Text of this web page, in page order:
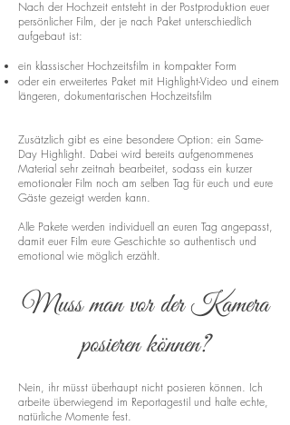
Nach der Hochzeit entsteht in der Postproduktion euer
persönlicher Film, der je nach Paket unterschiedlich
aufgebaut ist:
ein klassischer Hochzeitsfilm in kompakter Form
oder ein erweitertes Paket mit Highlight-Video und einem
längeren, dokumentarischen Hochzeitsfilm
Zusätzlich gibt es eine besondere Option: ein Same-
Day Highlight. Dabei wird bereits aufgenommenes
Material sehr zeitnah bearbeitet, sodass ein kurzer
emotionaler Film noch am selben Tag für euch und eure
Gäste gezeigt werden kann.
Alle Pakete werden individuell an euren Tag angepasst,
damit euer Film eure Geschichte so authentisch und
emotional wie möglich erzählt.
Muss man vor der Kamera
posieren können?
Nein, ihr müsst überhaupt nicht posieren können. Ich
arbeite überwiegend im Reportagestil und halte echte,
natürliche Momente fest.